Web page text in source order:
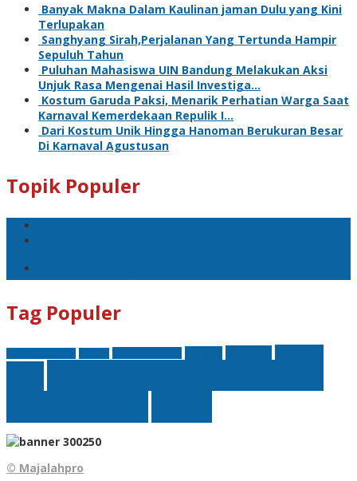
Banyak Makna Dalam Kaulinan jaman Dulu yang Kini
Terlupakan
Sanghyang Sirah,Perjalanan Yang Tertunda Hampir
Sepuluh Tahun
Puluhan Mahasiswa UIN Bandung Melakukan Aksi
Unjuk Rasa Mengenai Hasil Investiga…
Kostum Garuda Paksi, Menarik Perhatian Warga Saat
Karnaval Kemerdekaan Repulik I…
Dari Kostum Unik Hingga Hanoman Berukuran Besar
Di Karnaval Agustusan
Topik Populer
Tag Populer
© Majalahpro